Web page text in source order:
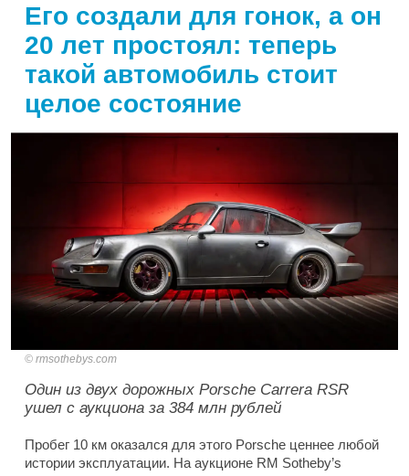
Его создали для гонок, а он
20 лет простоял: теперь
такой автомобиль стоит
целое состояние
rmsothebys.com
Один из двух дорожных Porsche Carrera RSR
ушел с аукциона за 384 млн рублей
Пробег 10 км оказался для этого Porsche ценнее любой
истории эксплуатации. На аукционе RM Sotheby’s